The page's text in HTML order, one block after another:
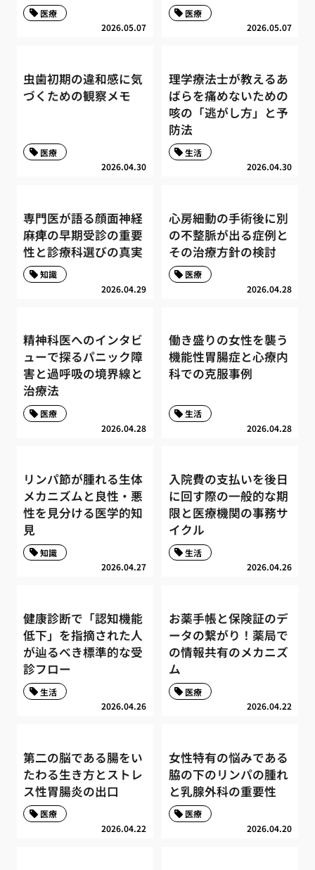
2026.05.07
医療
2026.05.07
医療
虫歯初期の違和感に気
づくための観察メモ
2026.04.30
医療
理学療法士が教えるあ
ばらを痛めないための
咳の「逃がし方」と予
防法
2026.04.30
生活
専門医が語る顔面神経
麻痺の早期受診の重要
性と診療科選びの真実
2026.04.29
知識
心房細動の手術後に別
の不整脈が出る症例と
その治療方針の検討
2026.04.28
医療
精神科医へのインタビ
ューで探るパニック障
害と過呼吸の境界線と
治療法
2026.04.28
医療
働き盛りの女性を襲う
機能性胃腸症と心療内
科での克服事例
2026.04.28
生活
リンパ節が腫れる生体
メカニズムと良性・悪
性を見分ける医学的知
見
2026.04.27
知識
入院費の支払いを後日
に回す際の一般的な期
限と医療機関の事務サ
イクル
2026.04.26
生活
健康診断で「認知機能
低下」を指摘された人
が辿るべき標準的な受
診フロー
2026.04.26
生活
お薬手帳と保険証のデ
ータの繋がり！薬局で
の情報共有のメカニズ
ム
2026.04.22
医療
第二の脳である腸をい
たわる生き方とストレ
ス性胃腸炎の出口
2026.04.22
医療
女性特有の悩みである
脇の下のリンパの腫れ
と乳腺外科の重要性
2026.04.20
医療